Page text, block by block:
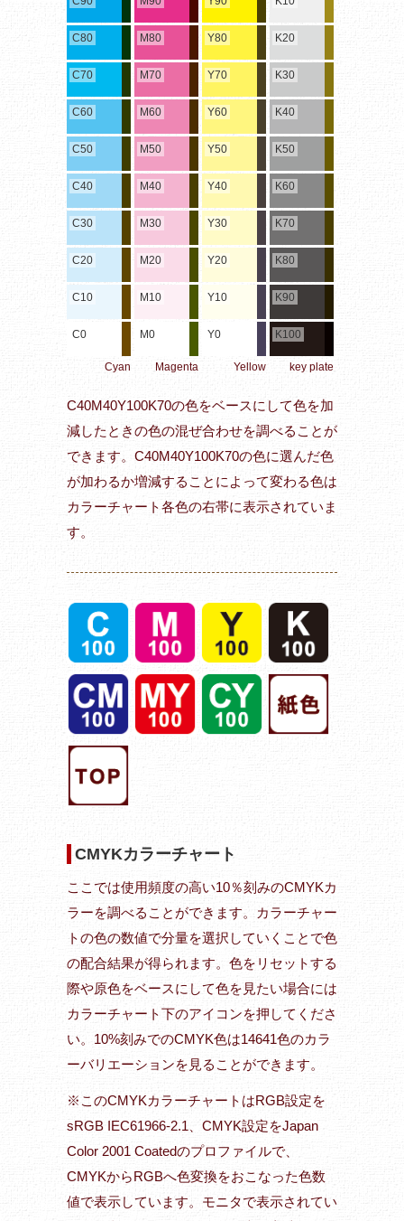
C80
C70
C60
C50
C40
C30
C20
C10
C0
Cyan
M80
M70
M60
M50
M40
M30
M20
M10
M0
Magenta
Y80
Y70
Y60
Y50
Y40
Y30
Y20
Y10
Y0
Yellow
K20
K30
K40
K50
K60
K70
K80
K90
K100
key plate
C40M40Y100K70の色をベースにして色を加
減したときの色の混ぜ合わせを調べることが
できます。C40M40Y100K70の色に選んだ色
が加わるか増減することによって変わる色は
カラーチャート各色の右帯に表示されていま
す。
CMYKカラーチャート
ここでは使用頻度の高い10％刻みのCMYKカ
ラーを調べることができます。カラーチャー
トの色の数値で分量を選択していくことで色
の配合結果が得られます。色をリセットする
際や原色をベースにして色を見たい場合には
カラーチャート下のアイコンを押してくださ
い。10%刻みでのCMYK色は14641色のカラ
ーバリエーションを見ることができます。
※このCMYKカラーチャートはRGB設定を
sRGB IEC61966-2.1、CMYK設定をJapan
Color 2001 Coatedのプロファイルで、
CMYKからRGBへ色変換をおこなった色数
値で表示しています。モニタで表示されてい